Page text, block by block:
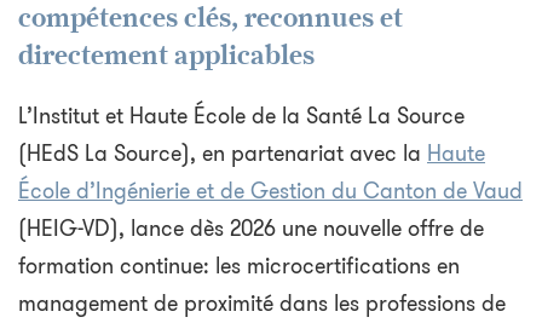
compétences clés, reconnues et
directement applicables
L’Institut et Haute École de la Santé La Source
(HEdS La Source), en partenariat avec la Haute
École d’Ingénierie et de Gestion du Canton de Vaud
(HEIG-VD), lance dès 2026 une nouvelle offre de
formation continue: les microcertifications en
management de proximité dans les professions de